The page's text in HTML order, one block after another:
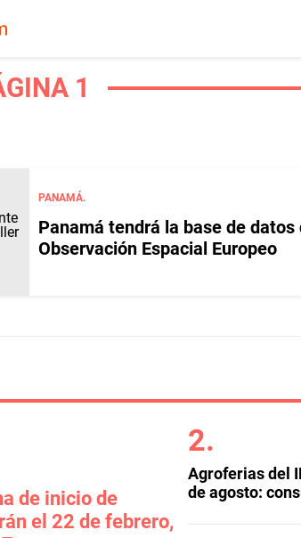
1
PANAMÁ.
Panamá tendrá la base de
Observación Espacial Europeo
de inicio de
el 22 de febrero,
Agroferias del
de agosto: